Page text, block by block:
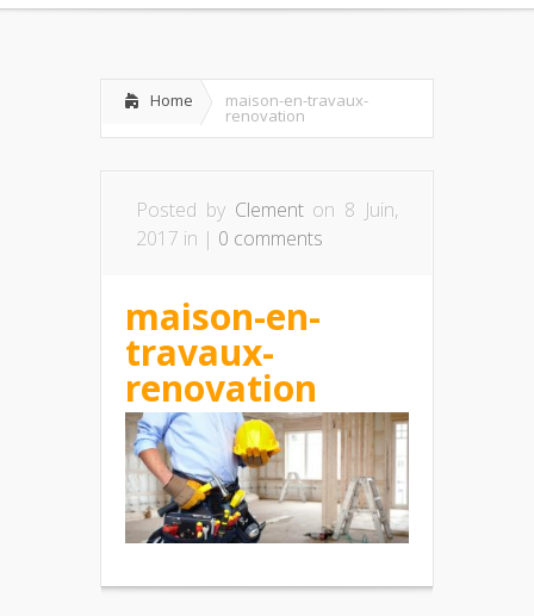
Home maison-en-travaux-
renovation
Posted by Clementon 8 Juin,
2017 in | 0 comments
maison-en-
travaux-
renovation